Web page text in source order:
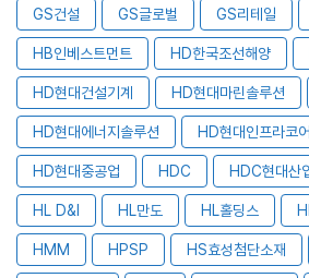
GS건설 GS글로벌 GS리테일
HB인베스트먼트 HD한국조선해양
HD현대건설기계 HD현대마린솔루션
HD현대에너지솔루션 HD현대인프라코어
HD현대중공업 HDC HDC현대산
HL D&I HL만도 HL홀딩스
HMM HPSP HS효성첨단소재